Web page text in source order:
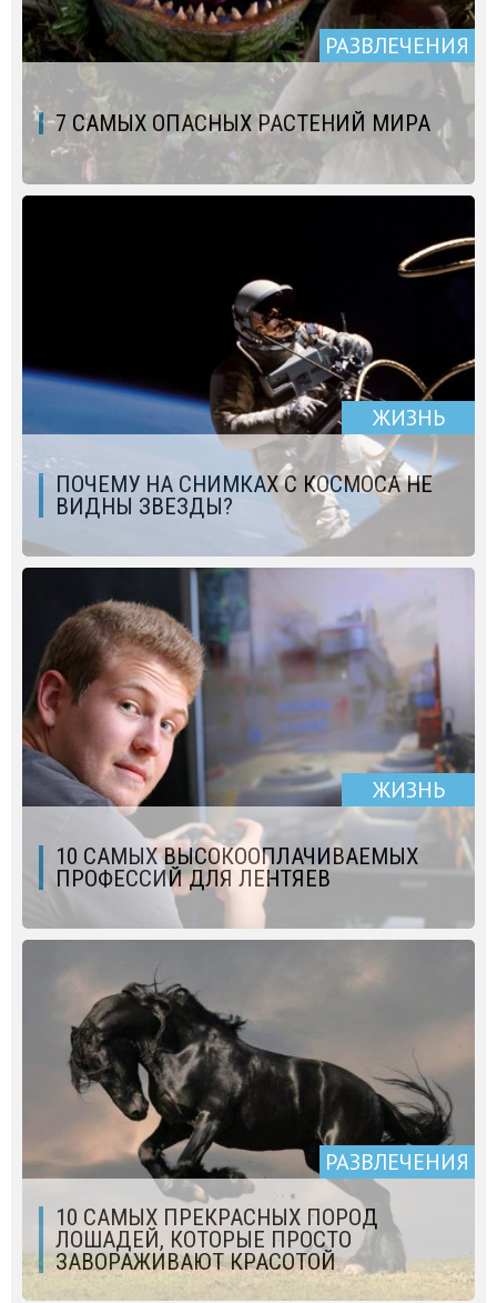
РАЗВЛЕЧЕНИЯ
7 САМЫХ ОПАСНЫХ РАСТЕНИЙ МИРА
ЖИЗНЬ
ПОЧЕМУ НА СНИМКАХ С КОСМОСА НЕ
ВИДНЫ ЗВЕЗДЫ?
ЖИЗНЬ
10 САМЫХ ВЫСОКООПЛАЧИВАЕМЫХ
ПРОФЕССИЙ ДЛЯ ЛЕНТЯЕВ
РАЗВЛЕЧЕНИЯ
10 САМЫХ ПРЕКРАСНЫХ ПОРОД
ЛОШАДЕЙ, КОТОРЫЕ ПРОСТО
ЗАВОРАЖИВАЮТ КРАСОТОЙ